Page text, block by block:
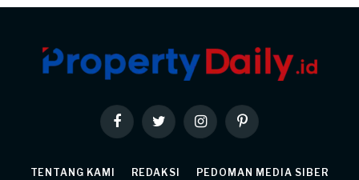
FacebookTwitter InstagramPinterest
TENTANG KAMI REDAKSI PEDOMAN MEDIA SIBER